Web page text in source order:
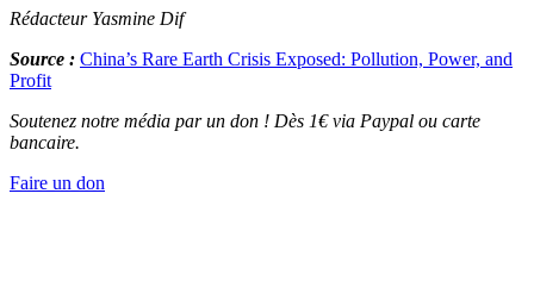
Rédacteur Yasmine Dif
Source : China’s Rare Earth Crisis Exposed: Pollution, Power, and
Profit
Soutenez notre média par un don ! Dès 1€ via Paypal ou carte
bancaire.
Faire un don